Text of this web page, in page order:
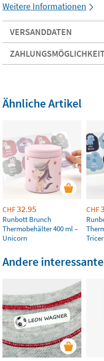
Weitere Informationen
VERSANDDATEN
Ähnliche Artikel
CHF32.95
Runbott Brunch
Thermobehälter 400 ml –
Unicorn
CHF
Andere